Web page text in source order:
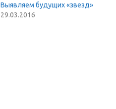
Выявляем будущих «звезд»
29.03.2016